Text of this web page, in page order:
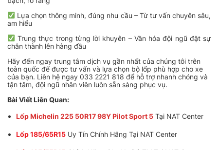
Lựa chọn thông minh, đúng nhu cầu – Từ tư vấn chuyên sâu,
am hiểu
Trung thực trong từng lời khuyên – Văn hóa đội ngũ đặt sự
chân thành lên hàng đầu
Hãy đến ngay trung tâm dịch vụ gần nhất của chúng tôi trên
toàn quốc để được tư vấn và lựa chọn bộ lốp phù hợp cho xe
của bạn. Liên hệ ngay 033 2221 818 để hỗ trợ nhanh chóng và
tận tâm, đội ngũ nhân viên luôn sẵn sàng phục vụ.
Bài Viết Liên Quan:
Lốp Michelin 225 50R17 98Y Pilot Sport 5 Tại NAT Center
Lốp 185/65R15 Uy Tín Chính Hãng Tại NAT Center